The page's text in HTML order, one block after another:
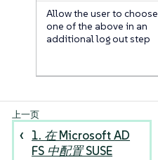
Allow the user to choose
one of the above in an
additional log out step
1. 在 Microsoft AD
FS 中配置 SUSE